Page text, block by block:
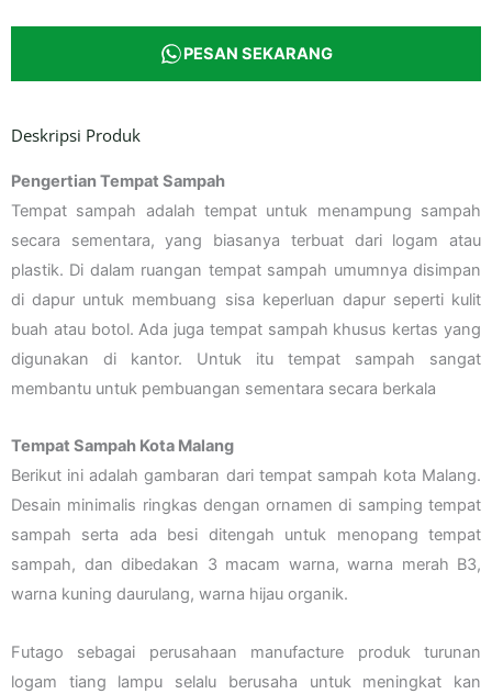
PESAN SEKARANG
Deskripsi Produk
Pengertian Tempat Sampah
Tempat sampah adalah tempat untuk menampung sampah
secara sementara, yang biasanya terbuat dari logam atau
plastik. Di dalam ruangan tempat sampah umumnya disimpan
di dapur untuk membuang sisa keperluan dapur seperti kulit
buah atau botol. Ada juga tempat sampah khusus kertas yang
digunakan di kantor. Untuk itu tempat sampah sangat
membantu untuk pembuangan sementara secara berkala
Tempat Sampah Kota Malang
Berikut ini adalah gambaran dari tempat sampah kota Malang.
Desain minimalis ringkas dengan ornamen di samping tempat
sampah serta ada besi ditengah untuk menopang tempat
sampah, dan dibedakan 3 macam warna, warna merah B3,
warna kuning daurulang, warna hijau organik.
Futago sebagai perusahaan manufacture produk turunan
logam tiang lampu selalu berusaha untuk meningkat kan